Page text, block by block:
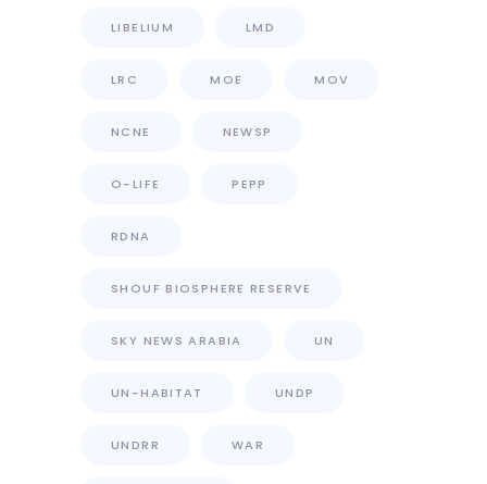
LIBELIUM LMD
LRC MOE MOV
NCNE NEWSP
O-LIFE PEPP
RDNA
SHOUF BIOSPHERE RESERVE
SKY NEWS ARABIA UN
UN-HABITAT UNDP
UNDRR WAR